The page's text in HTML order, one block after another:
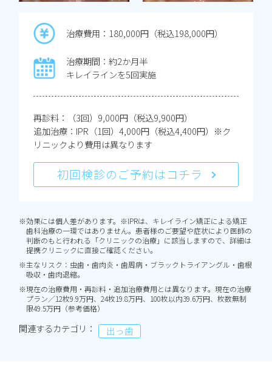
治療費用：180,000円（税込198,000円）
治療期間：約2か月半
キレイラインを5回実施
再診料：（3回）9,000円（税込9,900円）
追加治療：IPR（1回）4,000円（税込4,400円）※ク
リニックより費用は異なります
初回検診のご予約はコチラ
※効果には個人差があります。※IPRは、キレイライン矯正による矯正
歯科治療の一環ではありません。患者様のご要望や症状により医師の
判断のもと行われる「クリニックの治療」に該当しますので、詳細は
提携クリニックに直接ご確認ください。
※主なリスク：虫歯・歯肉炎・歯周病・ブラックトライアングル・歯根
吸収・歯肉退縮。
※現在の治療費用・再診料・追加治療費用とは異なります。現在の治療
プラン／12枚9.9万円、24枚19.8万円、100枚以内39.6万円、枚数無制
限49.5万円（参考価格）
関連するカテゴリ： 出っ歯